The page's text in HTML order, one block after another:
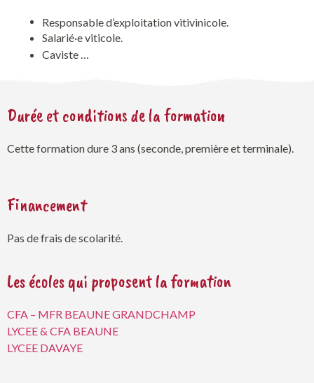
Responsable d’exploitation vitivinicole.
Salarié·e viticole.
Caviste …
Durée et conditions de la formation
Cette formation dure 3 ans (seconde, première et terminale).
Financement
Pas de frais de scolarité.
Les écoles qui proposent la formation
CFA – MFR BEAUNE GRANDCHAMP
LYCEE & CFA BEAUNE
LYCEE DAVAYE